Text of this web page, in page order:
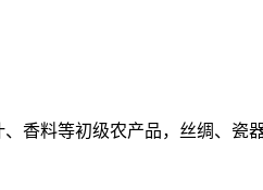
香料等初级农产品，丝绸、瓷